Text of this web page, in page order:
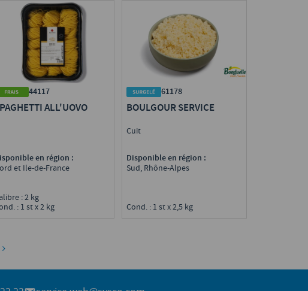
44117
ALL'UOVO
en région :
et Ile-de-France
: 2 kg
: 1 st x 2 kg
61178
BOULGOUR SERVICE
Cuit
Disponible en région :
Sud, Rhône-Alpes
Cond. : 1 st x 2,5 kg